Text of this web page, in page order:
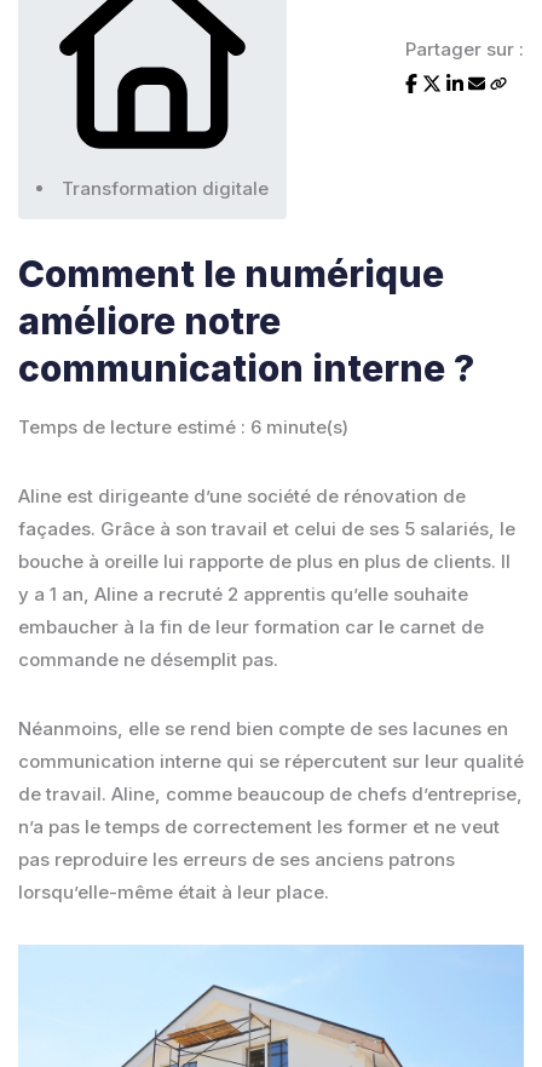
Transformation digitale
Partager sur :
Comment le numérique
améliore notre
communication interne ?
Temps de lecture estimé : 6 minute(s)
Aline est dirigeante d’une société de rénovation de
façades. Grâce à son travail et celui de ses 5 salariés, le
bouche à oreille lui rapporte de plus en plus de clients. Il
y a 1 an, Aline a recruté 2 apprentis qu’elle souhaite
embaucher à la fin de leur formation car le carnet de
commande ne désemplit pas.
Néanmoins, elle se rend bien compte de ses lacunes en
communication interne qui se répercutent sur leur qualité
de travail. Aline, comme beaucoup de chefs d’entreprise,
n’a pas le temps de correctement les former et ne veut
pas reproduire les erreurs de ses anciens patrons
lorsqu’elle-même était à leur place.